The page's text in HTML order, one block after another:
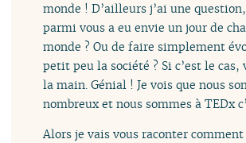
monde ! D’ailleurs j’ai une
parmi vous a eu envie un jour de
monde ? Ou de faire simplement
petit peu la société ? Si c’est le cas,
la main. Génial ! Je vois que nous
nombreux et nous sommes à TEDx
Alors je vais vous raconter